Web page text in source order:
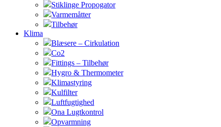
Stiklinge Propogator
Varmemåtter
Tilbehør
Klima
Blæsere – Cirkulation
Co2
Fittings – Tilbehør
Hygro & Thermometer
Klimastyring
Kulfilter
Luftfugtighed
Ona Lugtkontrol
Opvarmning